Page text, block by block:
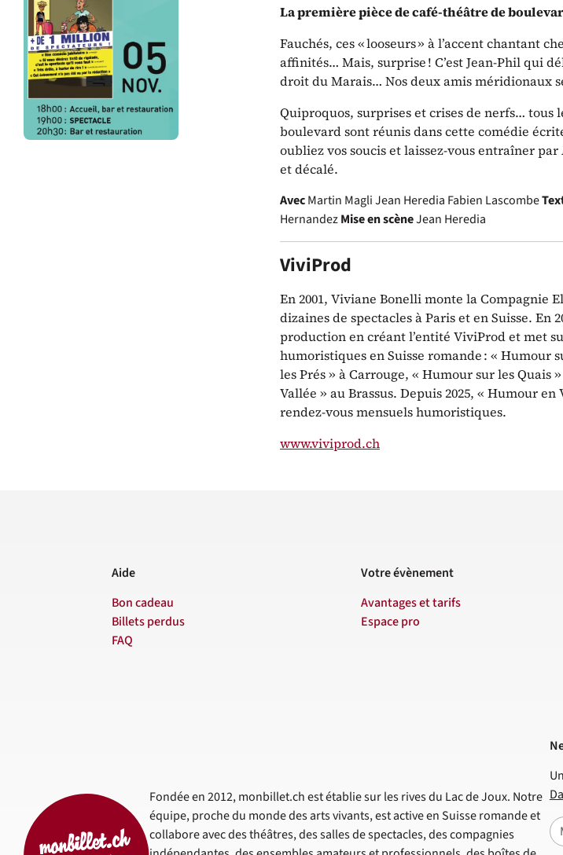
La première pièce de café-théâtre de
Fauchés, ces « looseurs » à l’accent chantant
affinités… Mais, surprise ! C’est Jean-Phil qui
droit du Marais… Nos deux amis méridionaux
Quiproquos, surprises et crises de nerfs… tous
boulevard sont réunis dans cette comédie
oubliez vos soucis et laissez-vous entraîner par
et décalé.
AvecMartin MagliJean Heredia Fabien Lascombe
HernandezMise en scèneJean Heredia
ViviProd
En 2001, Viviane Bonelli monte la Compagnie
dizaines de spectacles à Paris et en Suisse. En
production en créant l’entité ViviProd et met
humoristiques en Suisse romande : « Humour
les Prés » à Carrouge, « Humour sur les Quais
Vallée » au Brassus. Depuis 2025, « Humour
rendez-vous mensuels humoristiques.
www.viviprod.ch
Aide
Bon cadeau
Billets perdus
FAQ
Votre évènement
Avantages et tarifs
Espace pro
Fondée en 2012, monbillet.ch est établie sur les rives du Lac de Joux. Notre
équipe, proche du monde des arts vivants, est active en Suisse romande et
collabore avec des théâtres, des salles de spectacles, des compagnies